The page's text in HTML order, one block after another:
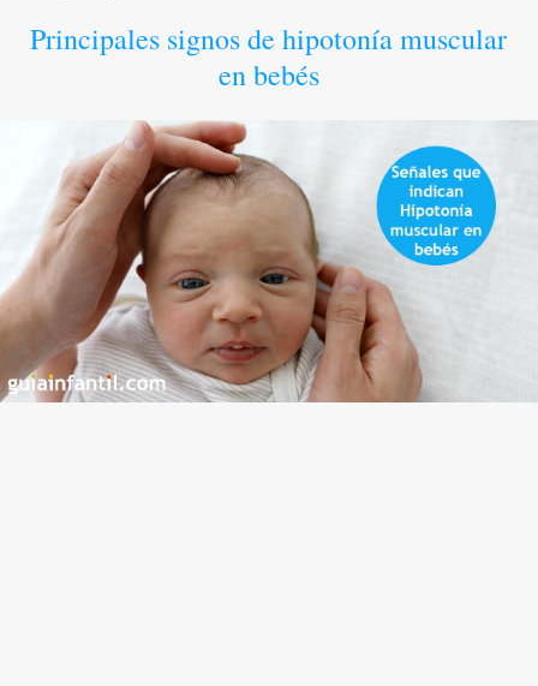
Principales signos de hipotonía muscular
en bebés